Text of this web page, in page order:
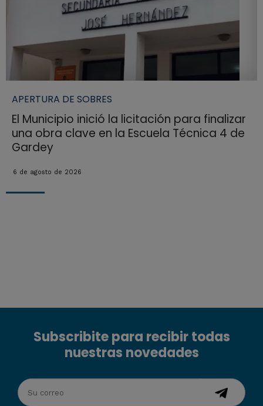
APERTURA DE SOBRES
El Municipio inició la licitación para finalizar
una obra clave en la Escuela Técnica 4 de
Gardey
6 de agosto de 2026
Subscribite para recibir todas
nuestras novedades